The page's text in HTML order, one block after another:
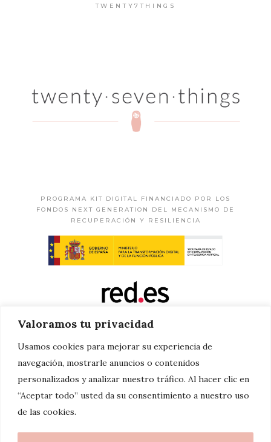
Valoramos tu privacidad
Usamos cookies para mejorar su experiencia de
navegación, mostrarle anuncios o contenidos
personalizados y analizar nuestro tráfico. Al hacer clic en
“Aceptar todo” usted da su consentimiento a nuestro uso
de las cookies.
TWENTY7THINGS
PROGRAMA KIT DIGITAL FINANCIADO POR LOS
FONDOS NEXT GENERATION DEL MECANISMO DE
RECUPERACIÓN Y RESILIENCIA